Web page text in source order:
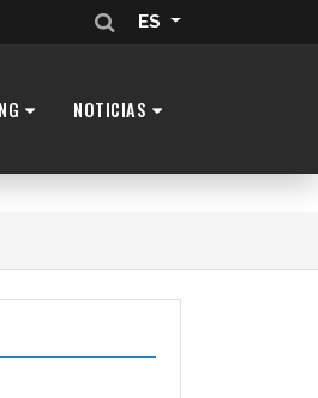
ES
NOTICIAS